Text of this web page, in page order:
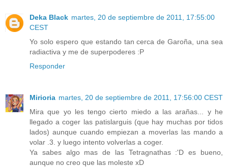
Deka Black martes, 20 de septiembre de 2011, 17:55:00
CEST
Yo solo espero que estando tan cerca de Garoña, una sea
radiactiva y me de superpoderes :P
Responder
Mirioria martes, 20 de septiembre de 2011, 17:56:00 CEST
Mira que yo les tengo cierto miedo a las arañas... y he
llegado a coger las patislarguis (que hay muchas por tidos
lados) aunque cuando empiezan a moverlas las mando a
volar .3. y luego intento volverlas a coger.
Ya sabes algo mas de las Tetragnathas :'D es bueno,
aunque no creo que las moleste xD